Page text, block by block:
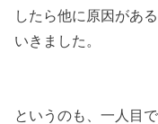
したら他に原因があ
いきました。
というのも、一人目